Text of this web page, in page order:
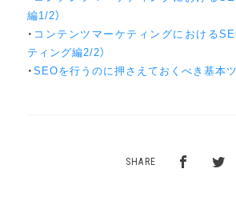
編1/2）
・ コンテンツマーケティングにおける
ティング編2/2）
・SEOを行うのに押さえておくべき基本
SHARE